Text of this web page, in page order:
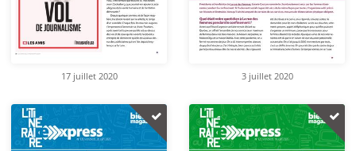
17 juillet 2020 3 juillet 2020